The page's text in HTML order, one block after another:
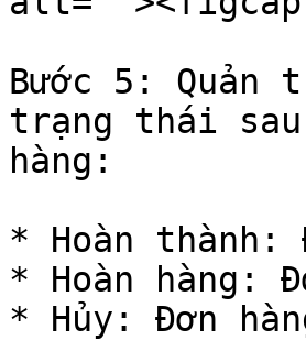
Bước 5:
trạng thái
hàng:
* Hoàn thành:
* Hoàn hàng:
* Hủy: Đơn